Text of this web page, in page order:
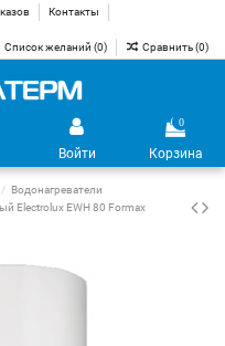
Контакты
Список желаний (0) Сравнить (0)
Войти
0
Корзина
Водонагреватели
Electrolux EWH 80 Formax